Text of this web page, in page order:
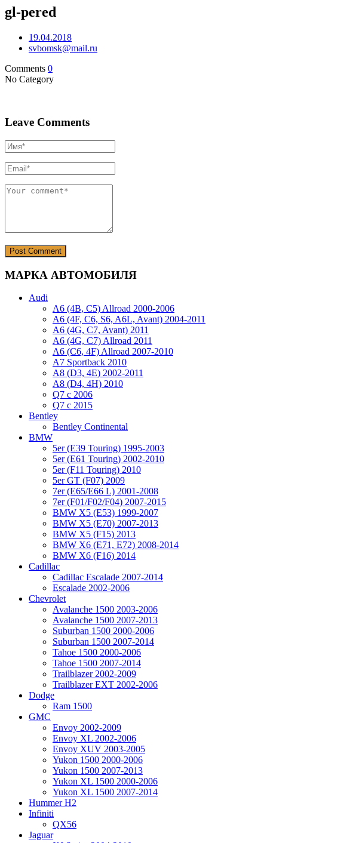
gl-pered
19.04.2018
svbomsk@mail.ru
Comments 0
No Category
Leave Comments
МАРКА АВТОМОБИЛЯ
Audi
A6 (4B, C5) Allroad 2000-2006
A6 (4F, C6, S6, A6L, Avant) 2004-2011
A6 (4G, C7, Avant) 2011
A6 (4G, C7) Allroad 2011
A6 (C6, 4F) Allroad 2007-2010
A7 Sportback 2010
A8 (D3, 4E) 2002-2011
A8 (D4, 4H) 2010
Q7 с 2006
Q7 с 2015
Bentley
Bentley Continental
BMW
5er (E39 Touring) 1995-2003
5er (E61 Touring) 2002-2010
5er (F11 Touring) 2010
5er GT (F07) 2009
7er (E65/E66 L) 2001-2008
7er (F01/F02/F04) 2007-2015
BMW X5 (E53) 1999-2007
BMW X5 (E70) 2007-2013
BMW X5 (F15) 2013
BMW X6 (E71, E72) 2008-2014
BMW X6 (F16) 2014
Cadillac
Cadillac Escalade 2007-2014
Escalade 2002-2006
Chevrolet
Avalanche 1500 2003-2006
Avalanche 1500 2007-2013
Suburban 1500 2000-2006
Suburban 1500 2007-2014
Tahoe 1500 2000-2006
Tahoe 1500 2007-2014
Trailblazer 2002-2009
Trailblazer EXT 2002-2006
Dodge
Ram 1500
GMC
Envoy 2002-2009
Envoy XL 2002-2006
Envoy XUV 2003-2005
Yukon 1500 2000-2006
Yukon 1500 2007-2013
Yukon XL 1500 2000-2006
Yukon XL 1500 2007-2014
Hummer H2
Infiniti
QX56
Jaguar